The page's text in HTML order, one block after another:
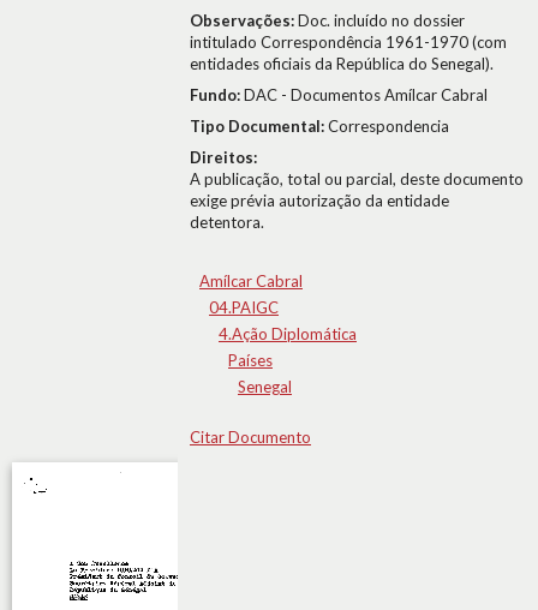
Observações:Doc. incluído no dossier
intitulado Correspondência 1961-1970 (com
entidades oficiais da República do Senegal).
Fundo:DAC - Documentos Amílcar Cabral
Tipo Documental:Correspondencia
Direitos:
A publicação, total ou parcial, deste documento
exige prévia autorização da entidade
detentora.
Amílcar Cabral
04.PAIGC
4.Ação Diplomática
Países
Senegal
Citar Documento